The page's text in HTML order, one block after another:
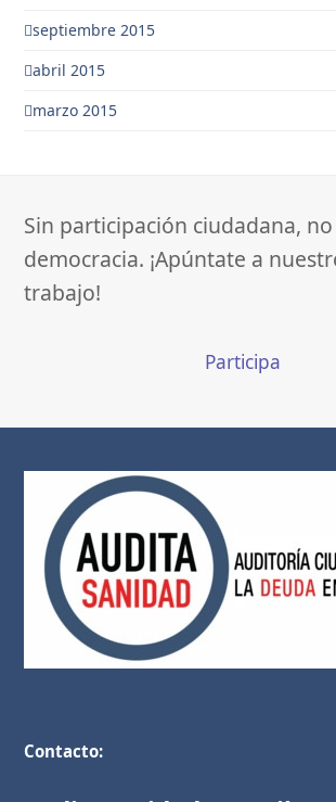
septiembre 2015
abril 2015
marzo 2015
Sin participación ciudadana,
democracia. ¡Apúntate a
trabajo!
Participa
Contacto: